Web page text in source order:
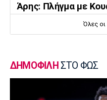
Άρης: Πλήγμα με
Champions League
Φενέρμπαχτσε
Όλες οι
ΔΗΜΟΦΙΛΗ ΣΤΟ ΦΩΣ